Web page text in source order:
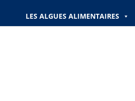
LES ALGUES ALIMENTAIRES